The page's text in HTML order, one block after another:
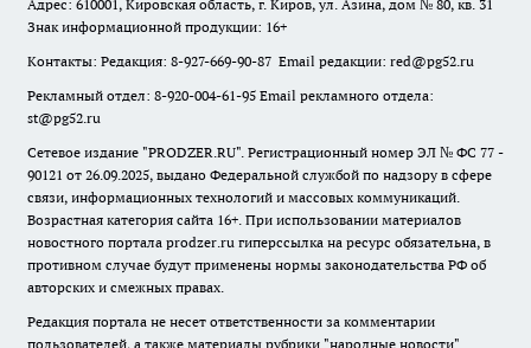
Адрес: 610001, Кировская область, г. Киров, ул. Азина, дом № 80, кв. 31
Знак информационной продукции: 16+
Контакты: Редакция: 8-927-669-90-87 Email редакции: red@pg52.ru
Рекламный отдел: 8-920-004-61-95 Email рекламного отдела:
st@pg52.ru
Сетевое издание "PRODZER.RU". Регистрационный номер ЭЛ № ФС 77 -
90121 от 26.09.2025, выдано Федеральной службой по надзору в сфере
связи, информационных технологий и массовых коммуникаций.
Возрастная категория сайта 16+. При использовании материалов
новостного портала prodzer.ru гиперссылка на ресурс обязательна, в
противном случае будут применены нормы законодательства РФ об
авторских и смежных правах.
Редакция портала не несет ответственности за комментарии
пользователей, а также материалы рубрики "народные новости".